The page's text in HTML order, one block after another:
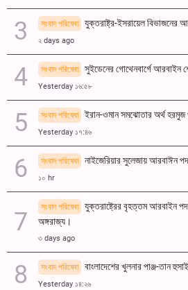
সংবাদ পরিষেবা যুক্তরাষ্ট্র-ইসরায়েল বিভাজনের
২ days ago
সংবাদ পরিষেবা সুইডেনের গোথেনবার্গে আরবাইন
Yesterday ১৬:৫৮
সংবাদ পরিষেবা ইরান-ওমান সমঝোতার অর্থ হরমুজ
Yesterday ১৭:৪৬
সংবাদ পরিষেবা নাইজেরিয়ার সুলেজায় আরবাঈন
১০ hr
সংবাদ পরিষেবা
যুক্তরাষ্ট্রের বৃহত্তম আরবাইন
অঙ্গরাজ্য।
৩ days ago
সংবাদ পরিষেবা বাংলাদেশের খুলনার পাঞ্জ-তান
Yesterday ১৪:২৬